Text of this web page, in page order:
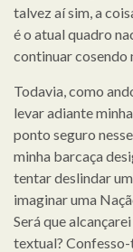
talvez aí sim, a
é o atual quadro
continuar cosendo
Todavia, como
levar adiante
ponto seguro
minha barcaça
tentar deslindar
imaginar uma
Será que
textual?